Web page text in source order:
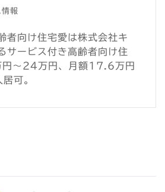
報
者向け住宅愛は株式会社キ
サービス付き高齢者向け住
円～24万円、月額17.6万円
可。